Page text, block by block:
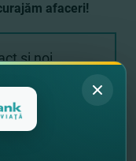
afaceri!
şi noi